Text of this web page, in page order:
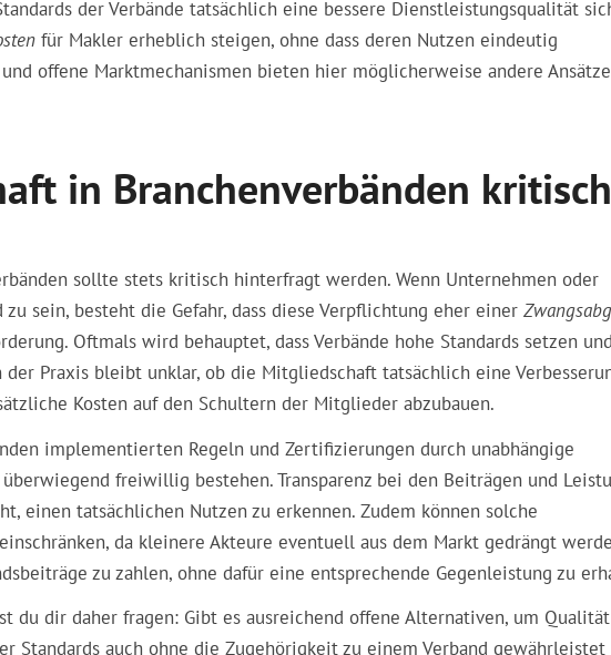
der Verbände tatsächlich eine bessere Dienstleistungsqualität
für Makler erheblich steigen, ohne dass deren Nutzen eindeutig
offene Marktmechanismen bieten hier möglicherweise andere
in Branchenverbänden kritisch
sollte stets kritisch hinterfragt werden. Wenn Unternehmen oder
sein, besteht die Gefahr, dass diese Verpflichtung eher einer
Oftmals wird behauptet, dass Verbände hohe Standards setzen
Praxis bleibt unklar, ob die Mitgliedschaft tatsächlich eine
Kosten auf den Schultern der Mitglieder abzubauen.
implementierten Regeln und Zertifizierungen durch unabhängige
freiwillig bestehen.Transparenz bei den Beiträgen und
einen tatsächlichen Nutzen zu erkennen. Zudem können solche
da kleinere Akteure eventuell aus dem Markt gedrängt
zu zahlen, ohne dafür eine entsprechende Gegenleistung zu
du dir daher fragen: Gibt es ausreichend offene Alternativen, um Qualität
Standards auch ohne die Zugehörigkeit zu einem Verband gewährleistet